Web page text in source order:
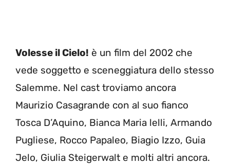
Volesse il Cielo! è un film del 2002 che
vede soggetto e sceneggiatura dello stesso
Salemme. Nel cast troviamo ancora
Maurizio Casagrande con al suo fianco
Tosca D’Aquino, Bianca Maria lelli, Armando
Pugliese, Rocco Papaleo, Biagio Izzo, Guia
Jelo, Giulia Steigerwalt e molti altri ancora.